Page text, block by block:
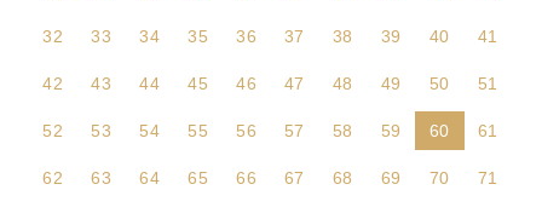
32 33 34 35 36 37 38 39 40 41
42 43 44 45 46 47 48 49 50 51
52 53 54 55 56 57 58 59 60 61
62 63 64 65 66 67 68 69 70 71